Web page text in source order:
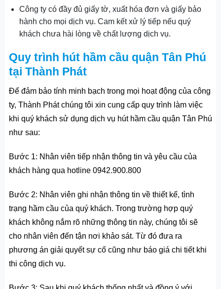
Công ty có đầy đủ giấy tờ, xuất hóa đơn và giấy bảo
hành cho mọi dịch vụ. Cam kết xử lý tiếp nếu quý
khách chưa hài lòng về chất lượng dịch vụ.
Quy trình hút hầm cầu quận Tân Phú
tại Thành Phát
Để đảm bảo tính minh bạch trong mọi hoạt động của công
ty, Thành Phát chúng tôi xin cung cấp quy trình làm việc
khi quý khách sử dụng dịch vụ hút hầm cầu quận Tân Phú
như sau:
Bước 1: Nhân viên tiếp nhận thông tin và yêu cầu của
khách hàng qua hotline 0942.900.800
Bước 2: Nhân viên ghi nhận thông tin về thiết kế, tình
trạng hầm cầu của quý khách. Trong trường hợp quý
khách không nắm rõ những thông tin này, chúng tôi sẽ
cho nhân viên đến tận nơi khảo sát. Từ đó đưa ra
phương án giải quyết sự cố cũng như báo giá chi tiết khi
thi công dịch vụ.